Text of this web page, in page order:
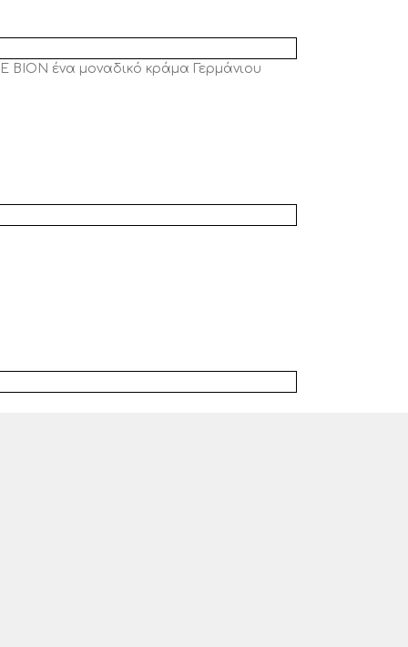
BION ένα μοναδικό κράμα Γερμάνιου